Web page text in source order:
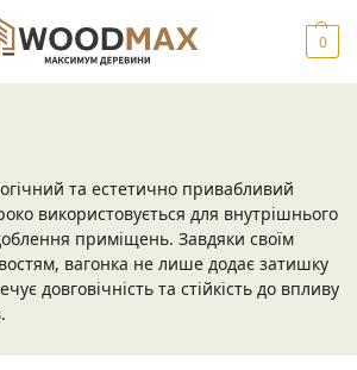
0
та естетично привабливий
використовується для внутрішнього
приміщень. Завдяки своїм
вагонка не лише додає затишку
довговічність та стійкість до впливу